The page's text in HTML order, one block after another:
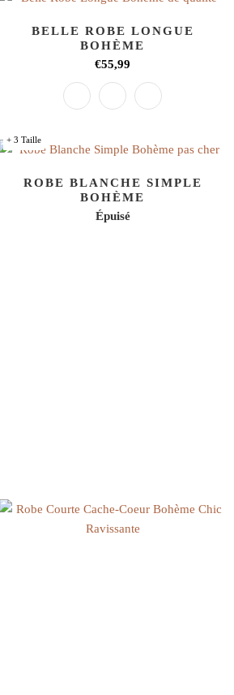
BELLE ROBE LONGUE
BOHÈME
€55,99
+ 3 Taille
ROBE BLANCHE SIMPLE
BOHÈME
Épuisé